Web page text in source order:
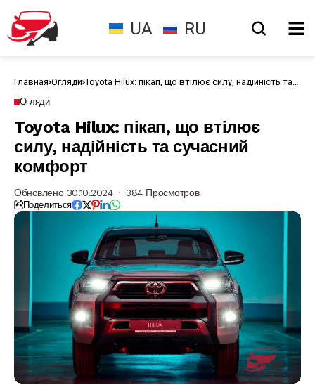
UA RU
Главная Огляди Toyota Hilux: пікап, що втілює силу, надійність та
Огляди
Toyota Hilux: пікап, що втілює
силу, надійність та сучасний
комфорт
Обновлено 30.10.2024 384 Просмотров
Поделиться